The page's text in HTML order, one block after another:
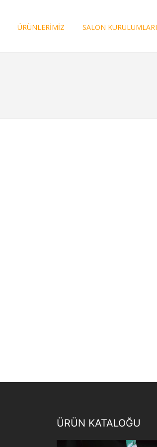
ÜRÜNLERİMİZ SALON KURULUMLARI
ÜRÜN KATALOĞU